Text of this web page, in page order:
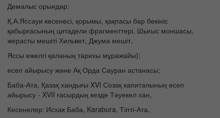
Демалыс орындар:
Қ.А.Яссауи кесенесі, қорымы, қақпасы бар бекініс
қабырғасының цитадели фрагменттері, Шығыс моншасы,
жерасты мешіті Хильвет, Джума мешіт,
Яссы ежелгі қаланың тарихы мұражайы);
есеп айырысу және Ақ Орда Сауран астанасы;
Баба-Ата, Қазақ хандығы XVI Созақ капиталының есеп
айырысу - XVII ғасырдың кезде Тәуекел хан,
Кесенелер: Исхак Баба, Karabura, Тіпті-Ата.